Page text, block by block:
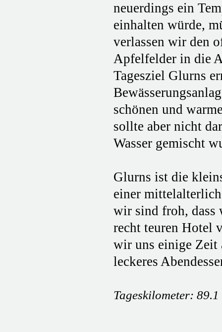
neuerdings ein
einhalten würde,
verlassen wir den
Apfelfelder in die
Tagesziel Glurns
schönen und
sollte aber nicht
Wasser gemischt
Glurns ist die
einer
wir sind froh, dass
recht teuren Hotel
wir uns einige Zeit
leckeres
Tageskilometer: